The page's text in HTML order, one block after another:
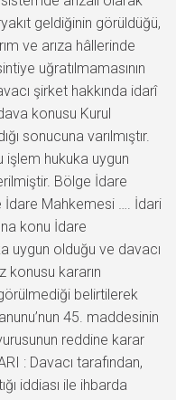
geldiğinin görüldüğü,
ve arıza hâllerinde
uğratılmamasının
şirket hakkında idarî
konusu Kurul
sonucuna varılmıştır.
hukuka uygun
Bölge İdare
İdare Mahkemesi …. İdari
konu İdare
uygun olduğu ve davacı
konusu kararın
belirtilerek
45. maddesinin
reddine karar
: Davacı tarafından,
iddiası ile ihbarda